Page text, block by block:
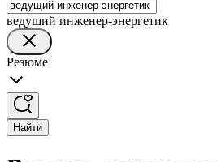
ведущий инженер-энергетик
Резюме
Найти